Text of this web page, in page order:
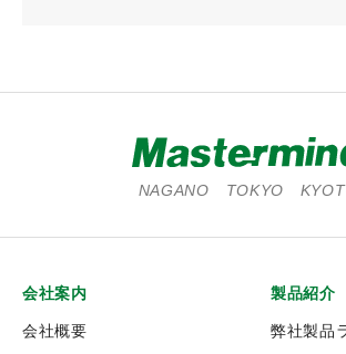
（2）監督官庁からの要請または法令により開
３．更新・停止に関して
本ウェブサイト内でご登録頂いた個人情報等は
NAGANO TOKYO
会社案内
会社概要
製品紹介
弊社製品